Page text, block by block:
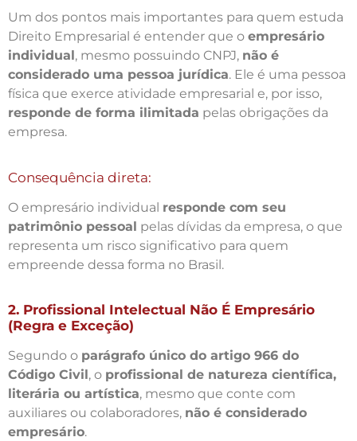
Um dos pontos mais importantes para quem estuda
Direito Empresarial é entender que o empresário
individual , mesmo possuindo CNPJ, não é
considerado uma pessoa jurídica. Ele é uma pessoa
física que exerce atividade empresarial e, por isso,
responde de forma ilimitada pelas obrigações da
empresa.
Consequência direta:
O empresário individual responde com seu
patrimônio pessoal pelas dívidas da empresa, o que
representa um risco significativo para quem
empreende dessa forma no Brasil.
2. Profissional Intelectual Não É Empresário
(Regra e Exceção)
Segundo o parágrafo único do artigo 966 do
Código Civil, o profissional de natureza científica,
literária ou artística, mesmo que conte com
auxiliares ou colaboradores, não é considerado
empresário.